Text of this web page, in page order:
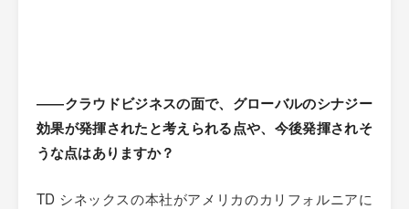
――クラウドビジネスの面で、グローバルのシナジー
効果が発揮されたと考えられる点や、今後発揮されそ
うな点はありますか？
TD シネックスの本社がアメリカのカリフォルニアに